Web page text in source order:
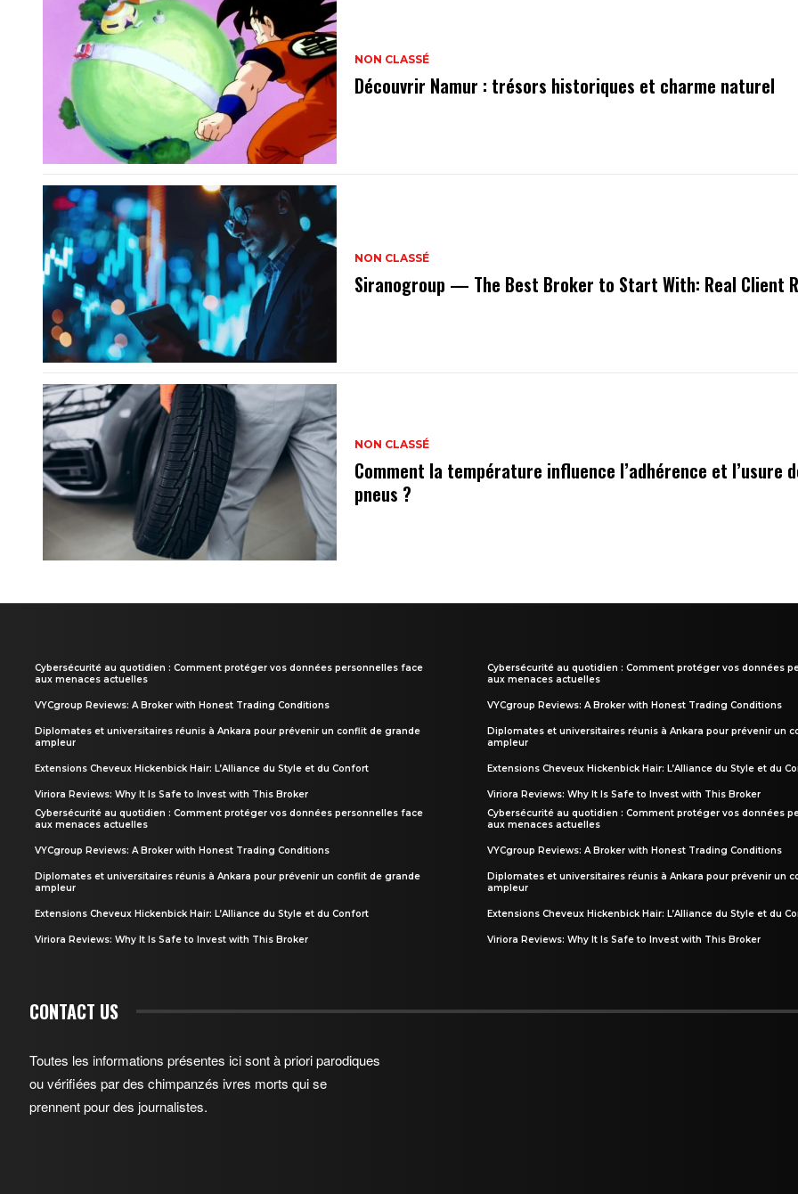
NON CLASSÉ
Découvrir Namur : trésors historiques et charme naturel
NON CLASSÉ
Siranogroup — The Best Broker to Start With: Real Client
NON CLASSÉ
Comment la température influence l’adhérence et l’usure
pneus ?
Cybersécurité au quotidien : Comment protéger vos données personnelles face
aux menaces actuelles
VYCgroup Reviews: A Broker with Honest Trading Conditions
Diplomates et universitaires réunis à Ankara pour prévenir un conflit de grande
ampleur
Extensions Cheveux Hickenbick Hair: L’Alliance du Style et du Confort
Viriora Reviews: Why It Is Safe to Invest with This Broker
Cybersécurité au quotidien : Comment protéger vos données personnelles face
aux menaces actuelles
VYCgroup Reviews: A Broker with Honest Trading Conditions
Diplomates et universitaires réunis à Ankara pour prévenir un conflit de grande
ampleur
Extensions Cheveux Hickenbick Hair: L’Alliance du Style et du Confort
Viriora Reviews: Why It Is Safe to Invest with This Broker
Cybersécurité au quotidien : Comment protéger vos données
aux menaces actuelles
VYCgroup Reviews: A Broker with Honest Trading Conditions
Diplomates et universitaires réunis à Ankara pour prévenir un
ampleur
Extensions Cheveux Hickenbick Hair: L’Alliance du Style et du
Viriora Reviews: Why It Is Safe to Invest with This Broker
Cybersécurité au quotidien : Comment protéger vos données
aux menaces actuelles
VYCgroup Reviews: A Broker with Honest Trading Conditions
Diplomates et universitaires réunis à Ankara pour prévenir un
ampleur
Extensions Cheveux Hickenbick Hair: L’Alliance du Style et du
Viriora Reviews: Why It Is Safe to Invest with This Broker
CONTACT US
Toutes les informations présentes ici sont à priori parodiques
ou vérifiées par des chimpanzés ivres morts qui se
prennent pour des journalistes.